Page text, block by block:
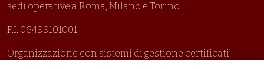
sedi operative a Roma, Milano e Torino
P.I. 06499101001
Organizzazione con sistemi di gestione certificati